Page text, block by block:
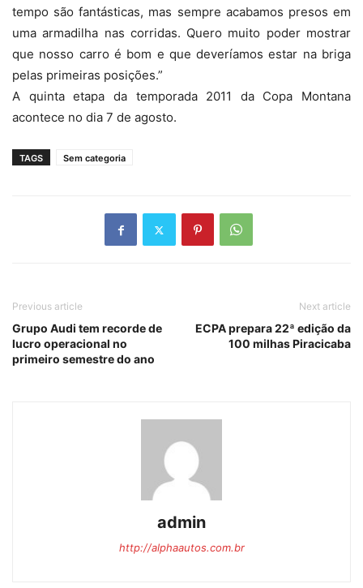
tempo são fantásticas, mas sempre acabamos presos em
uma armadilha nas corridas. Quero muito poder mostrar
que nosso carro é bom e que deveríamos estar na briga
pelas primeiras posições.”
A quinta etapa da temporada 2011 da Copa Montana
acontece no dia 7 de agosto.
TAGS Sem categoria
Previous article
Grupo Audi tem recorde de
lucro operacional no
primeiro semestre do ano
Next article
ECPA prepara 22ª edição da
100 milhas Piracicaba
admin
http://alphaautos.com.br